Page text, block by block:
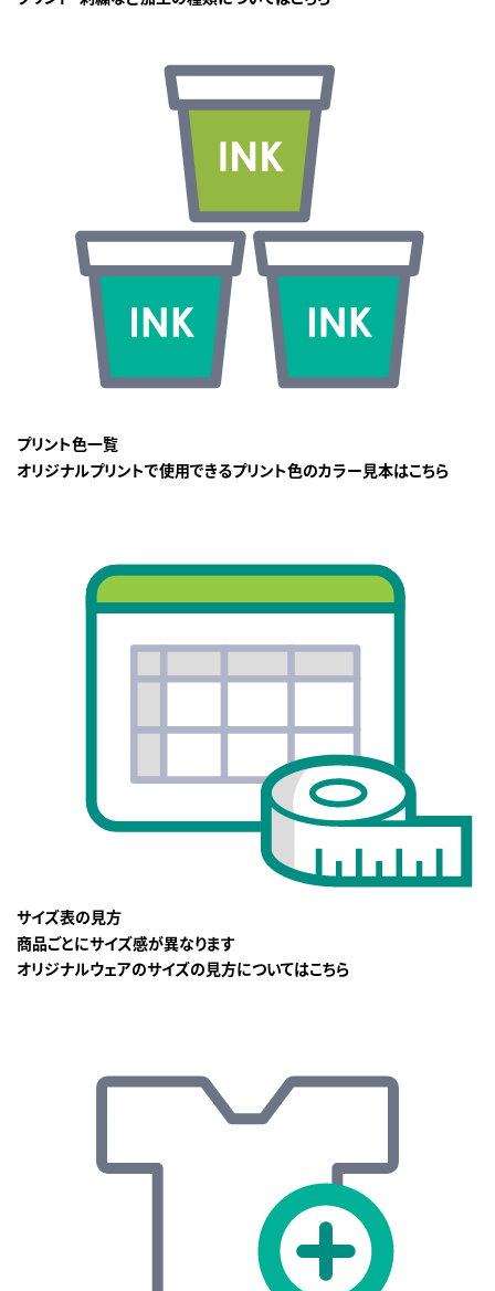
プリント色一覧
オリジナルプリントで使用できるプリント色のカラー見本はこちら
サイズ表の見方
商品ごとにサイズ感が異なります
オリジナルウェアのサイズの見方についてはこちら